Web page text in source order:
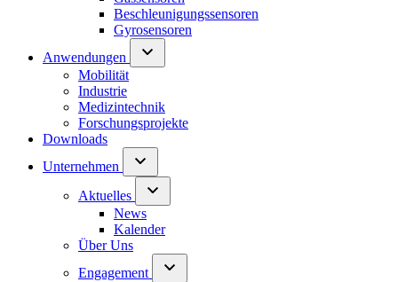
Beschleunigungssensoren
Gyrosensoren
Anwendungen
Mobilität
Industrie
Medizintechnik
Forschungsprojekte
Downloads
Unternehmen
Aktuelles
News
Kalender
Über Uns
Engagement